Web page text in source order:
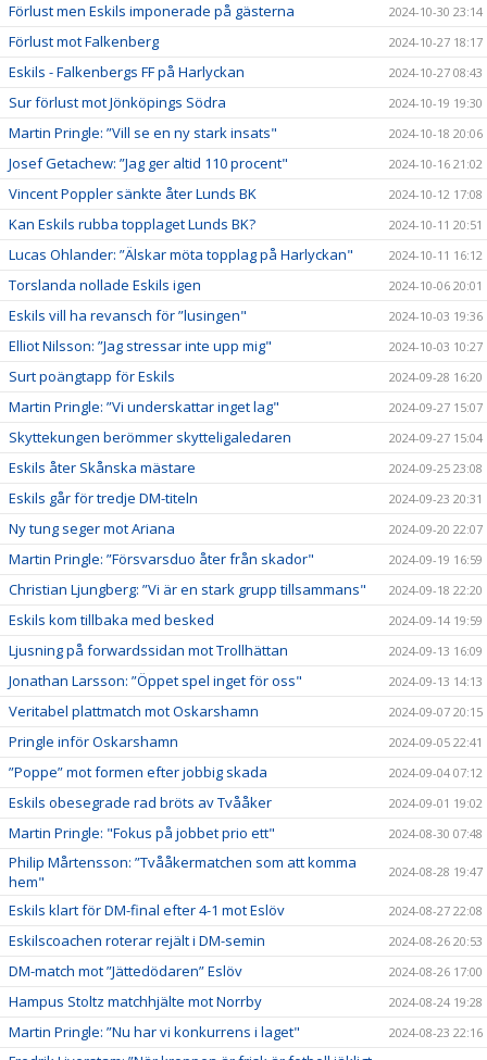
Förlust men Eskils imponerade på gästerna 2024-10-30 23:14
Förlust mot Falkenberg 2024-10-27 18:17
Eskils - Falkenbergs FF på Harlyckan 2024-10-27 08:43
Sur förlust mot Jönköpings Södra 2024-10-19 19:30
Martin Pringle: ”Vill se en ny stark insats" 2024-10-18 20:06
Josef Getachew: ”Jag ger altid 110 procent" 2024-10-16 21:02
Vincent Poppler sänkte åter Lunds BK 2024-10-12 17:08
Kan Eskils rubba topplaget Lunds BK? 2024-10-11 20:51
Lucas Ohlander: ”Älskar möta topplag på Harlyckan" 2024-10-11 16:12
Torslanda nollade Eskils igen 2024-10-06 20:01
Eskils vill ha revansch för ”lusingen" 2024-10-03 19:36
Elliot Nilsson: ”Jag stressar inte upp mig" 2024-10-03 10:27
Surt poängtapp för Eskils 2024-09-28 16:20
Martin Pringle: ”Vi underskattar inget lag" 2024-09-27 15:07
Skyttekungen berömmer skytteligaledaren 2024-09-27 15:04
Eskils åter Skånska mästare 2024-09-25 23:08
Eskils går för tredje DM-titeln 2024-09-23 20:31
Ny tung seger mot Ariana 2024-09-20 22:07
Martin Pringle: ”Försvarsduo åter från skador" 2024-09-19 16:59
Christian Ljungberg: ”Vi är en stark grupp tillsammans" 2024-09-18 22:20
Eskils kom tillbaka med besked 2024-09-14 19:59
Ljusning på forwardssidan mot Trollhättan 2024-09-13 16:09
Jonathan Larsson: ”Öppet spel inget för oss" 2024-09-13 14:13
Veritabel plattmatch mot Oskarshamn 2024-09-07 20:15
Pringle inför Oskarshamn 2024-09-05 22:41
”Poppe” mot formen efter jobbig skada 2024-09-04 07:12
Eskils obesegrade rad bröts av Tvååker 2024-09-01 19:02
Martin Pringle: "Fokus på jobbet prio ett" 2024-08-30 07:48
Philip Mårtensson: ”Tvååkermatchen som att komma
hem"
2024-08-28 19:47
Eskils klart för DM-final efter 4-1 mot Eslöv 2024-08-27 22:08
Eskilscoachen roterar rejält i DM-semin 2024-08-26 20:53
DM-match mot ”Jättedödaren” Eslöv 2024-08-26 17:00
Hampus Stoltz matchhjälte mot Norrby 2024-08-24 19:28
Martin Pringle: ”Nu har vi konkurrens i laget" 2024-08-23 22:16